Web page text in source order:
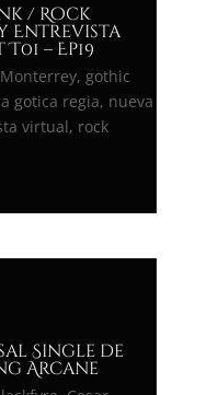
/ Rock
Entrevista
– Ep19
, gothic
gotica regia, nueva
virtual, rock
Single de
Arcane